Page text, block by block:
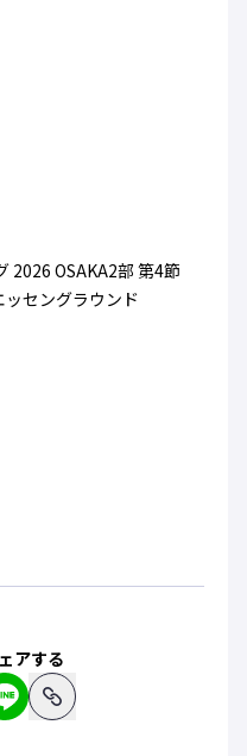
2026 OSAKA2部 第4節
セングラウンド
アする